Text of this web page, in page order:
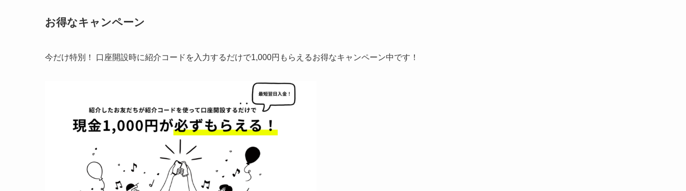
お得なキャンペーン
今だけ特別！ 口座開設時に紹介コードを入力するだけで1,000円もらえるお得なキャンペーン中です！